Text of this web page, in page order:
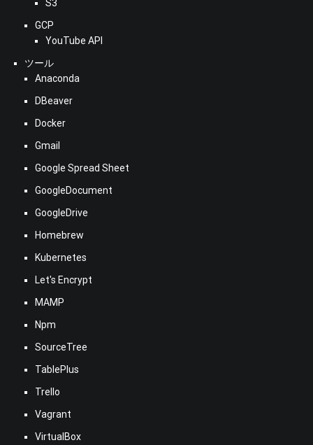
S3
GCP
YouTube API
ツール
Anaconda
DBeaver
Docker
Gmail
Google Spread Sheet
GoogleDocument
GoogleDrive
Homebrew
Kubernetes
Let's Encrypt
MAMP
Npm
SourceTree
TablePlus
Trello
Vagrant
VirtualBox